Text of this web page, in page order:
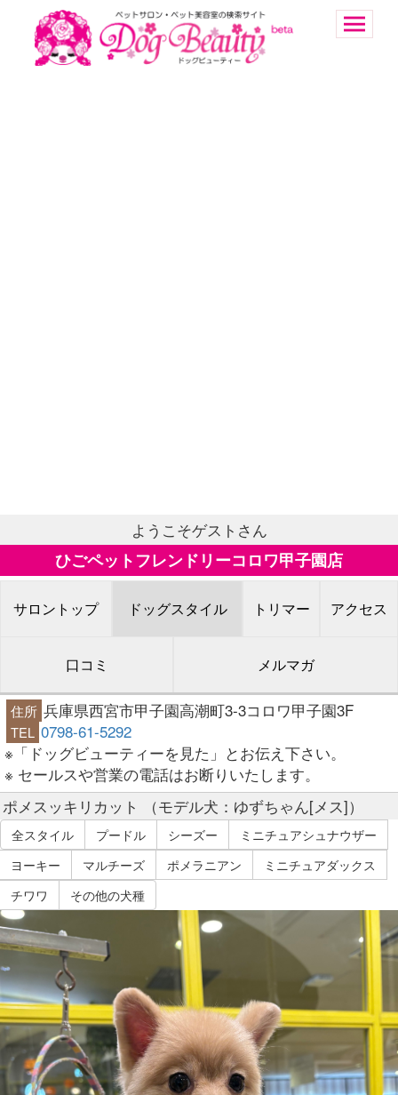
ようこそゲストさん
ひごペットフレンドリーコロワ甲子園店
サロントップ ドッグスタイル トリマー アクセス
口コミ メルマガ
住所 兵庫県西宮市甲子園高潮町3-3コロワ甲子園3F
TEL 0798-61-5292
※「ドッグビューティーを見た」とお伝え下さい。
※ セールスや営業の電話はお断りいたします。
ポメスッキリカット （モデル犬：ゆずちゃん[メス]）
全スタイル プードル シーズー
ミニチュアシュナウザー
ヨーキー
マルチーズ ポメラニアン
ミニチュアダックス
チワワ
その他の犬種